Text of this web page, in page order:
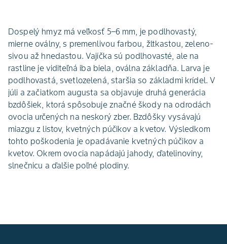
Dospelý hmyz má veľkosť 5–6 mm, je podlhovastý,
mierne oválny, s premenlivou farbou, žltkastou, zeleno-
sivou až hnedastou. Vajíčka sú podlhovasté, ale na
rastline je viditeľná iba biela, oválna základňa. Larva je
podlhovastá, svetlozelená, staršia so základmi krídel. V
júli a začiatkom augusta sa objavuje druhá generácia
bzdôšiek, ktorá spôsobuje značné škody na odrodách
ovocia určených na neskorý zber. Bzdôšky vysávajú
miazgu z listov, kvetných púčikov a kvetov. Výsledkom
tohto poškodenia je opadávanie kvetných púčikov a
kvetov. Okrem ovocia napádajú jahody, ďatelinoviny,
slnečnicu a ďalšie poľné plodiny.